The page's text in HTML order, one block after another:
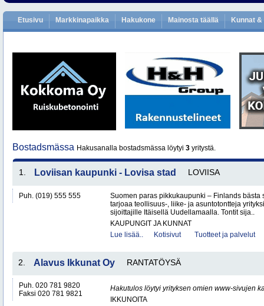
Etusivu Markkinapaikka Hakukone Mainosta täällä Kunnat
Bostadsmässa Hakusanalla bostadsmässa löytyi 3 yritystä.
1. Loviisan kaupunki - Lovisa stad LOVIISA
Puh. (019) 555 555
Suomen paras pikkukaupunki – Finlands bästa
tarjoaa teollisuus-, liike- ja asuntotontteja
sijoittajille Itäisellä Uudellamaalla. Tontit sija..
KAUPUNGIT JA KUNNAT
Lue lisää..
Kotisivut Tuotteet ja palvelut
2. Alavus Ikkunat Oy RANTATÖYSÄ
Puh. 020 781 9820
Faksi 020 781 9821
Hakutulos löytyi yrityksen omien www-sivujen
IKKUNOITA